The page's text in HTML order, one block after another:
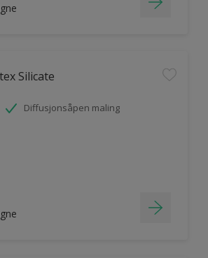
Silicate
Diffusjonsåpen maling